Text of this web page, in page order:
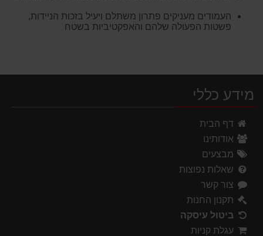
העמודים מעניקים פתרון משתלם ויעיל בזכות הניידות,
פשטות הפעולה שלהם והאפקטיביות בשטח
מידע כללי
דף הבית
אודותינו
מבצעים
שאלות נפוצות
צור קשר
תקנון החנות
ביטול עיסקה
עגלת קניות